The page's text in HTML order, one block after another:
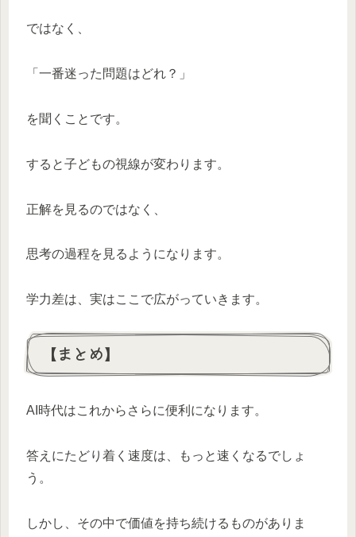
ではなく、
「一番迷った問題はどれ？」
を聞くことです。
すると子どもの視線が変わります。
正解を見るのではなく、
思考の過程を見るようになります。
学力差は、実はここで広がっていきます。
【まとめ】
AI時代はこれからさらに便利になります。
答えにたどり着く速度は、もっと速くなるでしょ
う。
しかし、その中で価値を持ち続けるものがありま